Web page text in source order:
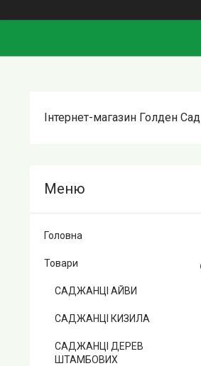
Інтернет-магазин Голден Сад
Головна
Товари
САДЖАНЦІ АЙВИ
САДЖАНЦІ КИЗИЛА
САДЖАНЦІ ДЕРЕВ
ШТАМБОВИХ